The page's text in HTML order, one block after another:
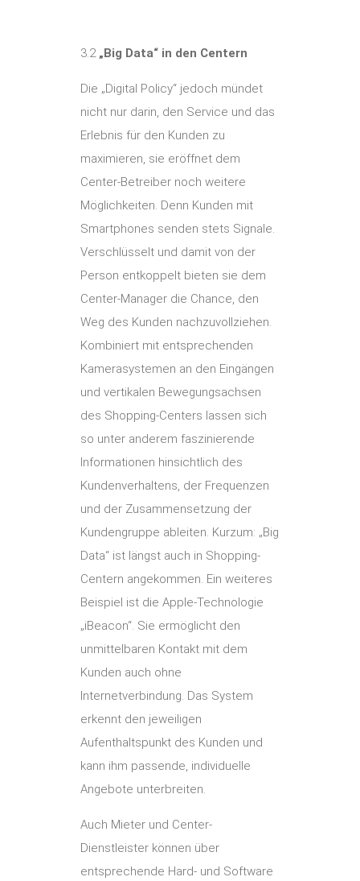
3.2 „Big Data“ in den Centern
Die „Digital Policy“ jedoch mündet
nicht nur darin, den Service und das
Erlebnis für den Kunden zu
maximieren, sie eröffnet dem
Center-Betreiber noch weitere
Möglichkeiten. Denn Kunden mit
Smartphones senden stets Signale.
Verschlüsselt und damit von der
Person entkoppelt bieten sie dem
Center-Manager die Chance, den
Weg des Kunden nachzuvollziehen.
Kombiniert mit entsprechenden
Kamerasystemen an den Eingängen
und vertikalen Bewegungsachsen
des Shopping-Centers lassen sich
so unter anderem faszinierende
Informationen hinsichtlich des
Kundenverhaltens, der Frequenzen
und der Zusammensetzung der
Kundengruppe ableiten. Kurzum: „Big
Data“ ist längst auch in Shopping-
Centern angekommen. Ein weiteres
Beispiel ist die Apple-Technologie
„iBeacon“. Sie ermöglicht den
unmittelbaren Kontakt mit dem
Kunden auch ohne
Internetverbindung. Das System
erkennt den jeweiligen
Aufenthaltspunkt des Kunden und
kann ihm passende, individuelle
Angebote unterbreiten.
Auch Mieter und Center-
Dienstleister können über
entsprechende Hard- und Software